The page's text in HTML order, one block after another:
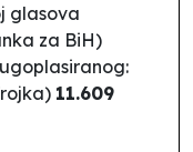
glasova
za BiH)
) 11.609